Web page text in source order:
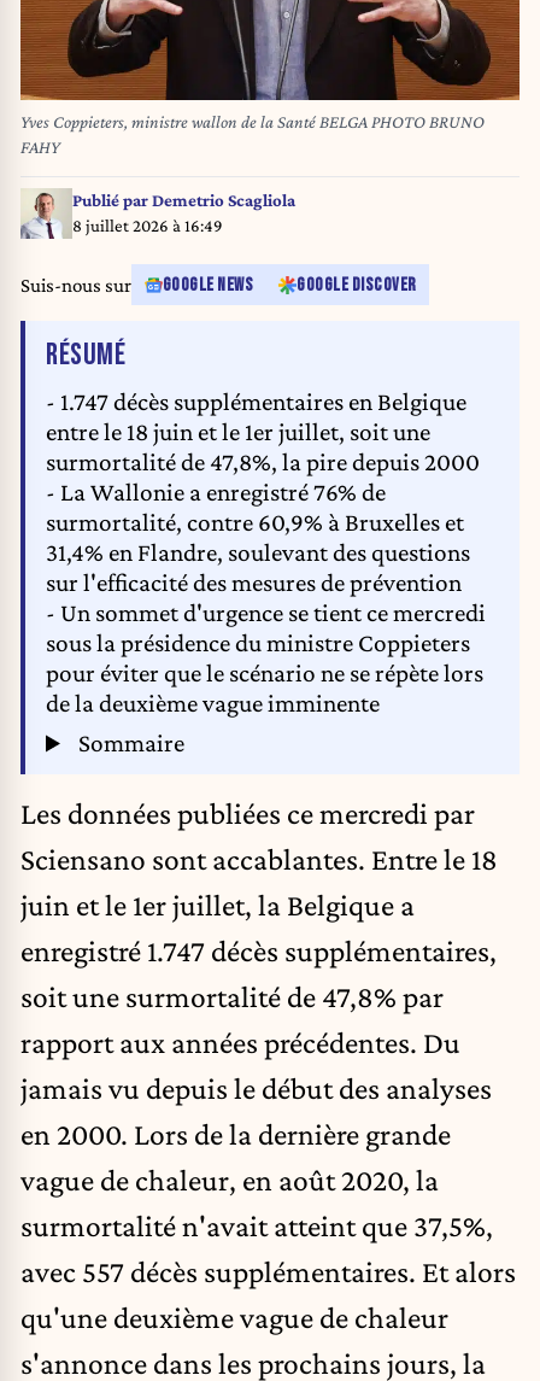
Yves Coppieters, ministre wallon de la Santé BELGA PHOTO BRUNO
FAHY
Publié parDemetrio Scagliola
8 juillet 2026 à 16:49
Suis-nous sur GOOGLE NEWS GOOGLE DISCOVER
RÉSUMÉDE L'ARTICLE
- 1.747 décès supplémentaires en Belgique
entre le 18 juin et le 1er juillet, soit une
surmortalité de 47,8%, la pire depuis 2000
- La Wallonie a enregistré 76% de
surmortalité, contre 60,9% à Bruxelles et
31,4% en Flandre, soulevant des questions
sur l'efficacité des mesures de prévention
- Un sommet d'urgence se tient ce mercredi
sous la présidence du ministre Coppieters
pour éviter que le scénario ne se répète lors
de la deuxième vague imminente
Sommaire
Les données publiées ce mercredi par
Sciensano sont accablantes. Entre le 18
juin et le 1er juillet, la Belgique a
enregistré 1.747 décès supplémentaires,
soit une surmortalité de 47,8% par
rapport aux années précédentes. Du
jamais vu depuis le début des analyses
en 2000. Lors de la dernière grande
vague de chaleur, en août 2020, la
surmortalité n'avait atteint que 37,5%,
avec 557 décès supplémentaires. Et alors
qu'une deuxième vague de chaleur
s'annonce dans les prochains jours, la